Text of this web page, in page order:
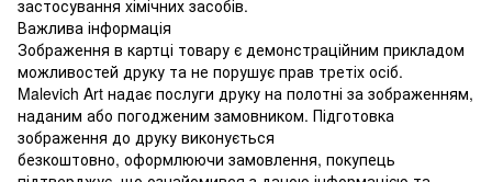
застосування хімічних засобів.
Важлива інформація
Зображення в картці товару є демонстраційним прикладом
можливостей друку та не порушує прав третіх осіб.
Malevich Art надає послуги друку на полотні за зображенням,
наданим або погодженим замовником. Підготовка
зображення до друку виконується
безкоштовно, оформлюючи замовлення, покупець